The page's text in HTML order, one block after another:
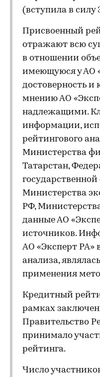
(вступила в силу
Присвоенный
отражают всю
в отношении
имеющуюся у АО
достоверность и
мнению АО
надлежащими.
информации,
рейтингового
Министерства
Татарстан,
Министерства
РФ,
данные АО
источников.
АО «Эксперт РА»
анализа,
применения
Кредитный
рамках
Правительство
принимало
рейтинга.
Число